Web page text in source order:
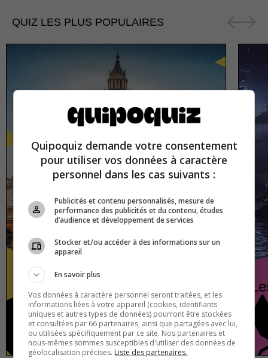
QUIZ LES PLUS POPULAIRES
Les capitales européennes
Europe Vrai ou faux
Quipoquiz demande votre consentement
pour utiliser vos données à caractère
personnel dans les cas suivants :
Publicités et contenu personnalisés, mesure de
performance des publicités et du contenu, études
d’audience et développement de services
Stocker et/ou accéder à des informations sur un
appareil
En savoir plus
Vos données à caractère personnel seront traitées, et les
informations liées à votre appareil (cookies, identifiants
uniques et autres types de données) pourront être stockées
et consultées par 66 partenaires, ainsi que partagées avec lui,
ou utilisées spécifiquement par ce site. Nos partenaires et
nous-mêmes sommes susceptibles d'utiliser des données de
géolocalisation précises. Liste des partenaires.